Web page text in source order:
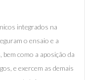
integrados na
o ensaio e a
como a aposição da
e exercem as demais